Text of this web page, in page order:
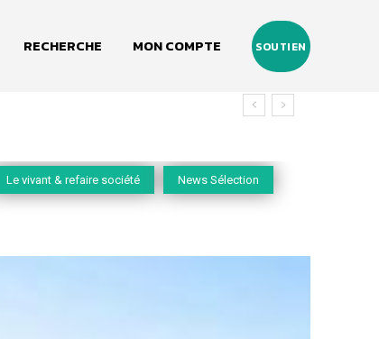
RECHERCHE MON COMPTE SOUTIEN
Le vivant & refaire société News Sélection